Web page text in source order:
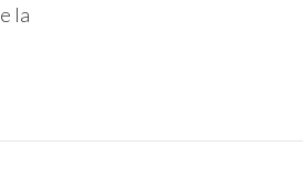
la